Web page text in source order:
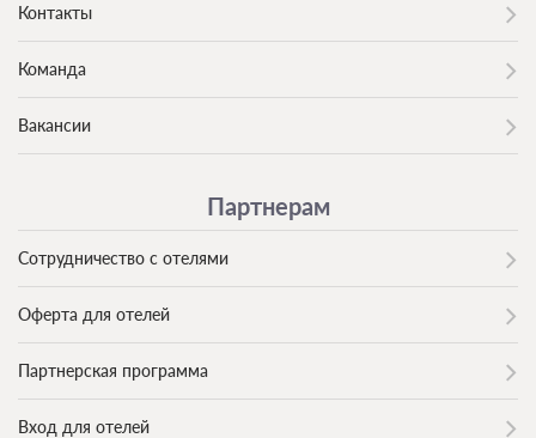
Контакты
Команда
Вакансии
Партнерам
Сотрудничество с отелями
Оферта для отелей
Партнерская программа
Вход для отелей